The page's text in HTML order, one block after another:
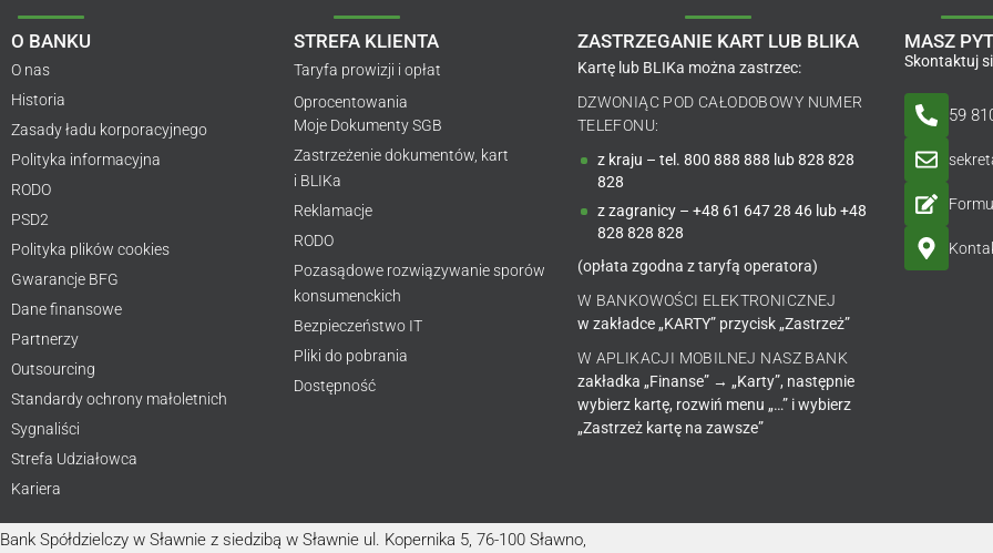
O BANKU
O nas
Historia
Zasady ładu korporacyjnego
Polityka informacyjna
RODO
PSD2
Polityka plików cookies
Gwarancje BFG
Dane finansowe
Partnerzy
Outsourcing
Standardy ochrony małoletnich
Sygnaliści
Strefa Udziałowca
Kariera
STREFA KLIENTA
Taryfa prowizji i opłat
Oprocentowania
Moje Dokumenty SGB
Zastrzeżenie dokumentów, kart
i BLIKa
Reklamacje
RODO
Pozasądowe rozwiązywanie sporów
konsumenckich
Bezpieczeństwo IT
Pliki do pobrania
Dostępność
ZASTRZEGANIE KART LUB BLIKA
Kartę lub BLIKa można zastrzec:
DZWONIĄC POD CAŁODOBOWY NUMER
TELEFONU:
z kraju – tel. 800 888 888 lub 828 828
828
z zagranicy – +48 61 647 28 46 lub +48
828 828 828
(opłata zgodna z taryfą operatora)
W BANKOWOŚCI ELEKTRONICZNEJ
w zakładce „KARTY” przycisk „Zastrzeż”
W APLIKACJI MOBILNEJ NASZ BANK
zakładka „Finanse” → „Karty”, następnie
wybierz kartę, rozwiń menu „…” i wybierz
„Zastrzeż kartę na zawsze”
MASZ
Skontaktuj
59
Bank Spółdzielczy w Sławnie z siedzibą w Sławnie ul. Kopernika 5, 76-100 Sławno,